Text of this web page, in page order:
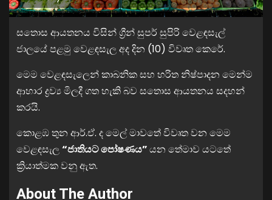
සතොස ආයතනය විසින් ග්‍රීන් සුපර් සුපිරි වෙළඳසැල්
ජාලයේ පළමු වෙළඳසැල අද දින (10) විවෘත කෙරේ.
මෙම වෙළඳසැලෙන් කාබනික සහ හරිත නිෂ්පාදන මෙන්ම
ආහාර ද්‍රව්‍ය මිලදී ගත හැකි බව සතොස ආයතනය සදහන්
කරයි.
කොළඹ තුන ආර්.ඒ. ද මෙල් මාවතේ විවෘත වන මෙම
වෙළඳසැල“ජාතියට පෝෂණය”යන තේමාව යටතේ
ක්‍රියාත්මක වනු ඇත.
About The Author